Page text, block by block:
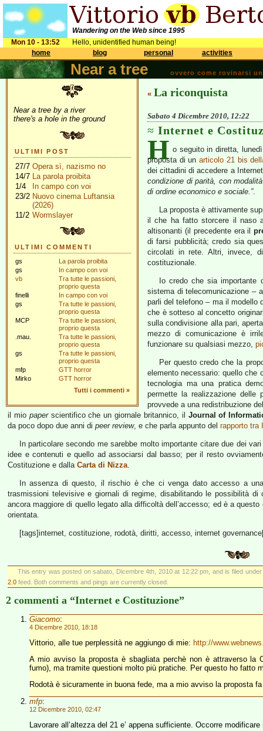
Wandering on the Web since 1995
Mon 10 - 13:52
Hello, unidentified human being!
home
blog personal activities
Near a tree ovvero come rovinarsi
Near a tree by a river
there's a hole in the ground
ULTIMI POST
27/7 Opera sì, nazismo no
14/7 La parola proibita
1/4
In campo con voi
23/2 Nuovo cinema Luftansia
(2026)
11/2 Wormslayer
ULTIMI COMMENTI
gs
La parola proibita
gs
In campo con voi
vb
Tra tutte le passioni,
proprio questa
finelli
In campo con voi
gs
Tra tutte le passioni,
proprio questa
MCP
Tra tutte le passioni,
proprio questa
.mau.
Tra tutte le passioni,
proprio questa
gs
Tra tutte le passioni,
proprio questa
mfp
GTT horror
Mirko
GTT horror
Tutti i commenti »
« La riconquista
Sabato 4 Dicembre 2010, 12:22
Internet e
H o seguito in diretta,
proposta di unarticolo 21 bis
dei cittadini di accedere a
condizione di parità, con
di ordine economico e sociale.”.
La proposta è attivamente
il che ha fatto storcere il naso
altisonanti (il precedente era il
di farsi pubblicità; credo sia
circolati in rete. Altri, invece,
costituzionale.
Io credo che sia
sistema di telecomunicazione –
parli del telefono – ma il modello
che è sotteso al concetto
sulla condivisione alla pari,
mezzo di comunicazione è
funzionare su qualsiasi mezzo,
Per questo credo che la
elemento necessario: quello che
tecnologia ma una pratica
permette la realizzazione
provvede a una redistribuzione
il mio paperscientifico che un giornale britannico, il Journal of
da poco dopo due anni di peer review, e che parla appunto del rapporto tra
In particolare secondo me sarebbe molto importante citare due dei
idee e contenuti e quello ad associarsi dal basso; per il resto
Costituzione e dalla Carta di Nizza.
In assenza di questo, il rischio è che ci venga dato accesso a
trasmissioni televisive e giornali di regime, disabilitando le possibilità
ancora maggiore di quello legato alla difficoltà dell’accesso; ed è a
orientata.
[tags]internet, costituzione, rodotà, diritti, accesso, internet
This entry was posted on sabato, Dicembre 4th, 2010 at 12:22 pm, and is filed
2.0 feed. Both comments and pings are currently closed.
2 commenti a “Internet e Costituzione”
Giacomo:
4 Dicembre 2010, 18:18
Vittorio, alle tue perplessità ne aggiungo di mie: http://
A mio avviso la proposta è sbagliata perchè non è attraverso la
fumo), ma tramite questioni molto più pratiche. Per questo ho fatto
Rodotà è sicuramente in buona fede, ma a mio avviso la proposta
mfp:
12 Dicembre 2010, 02:47
Lavorare all’altezza del 21 e’ appena sufficiente. Occorre